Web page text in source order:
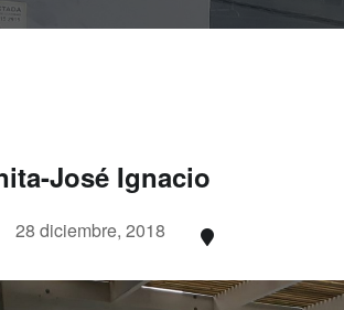
José Ignacio
28 diciembre, 2018